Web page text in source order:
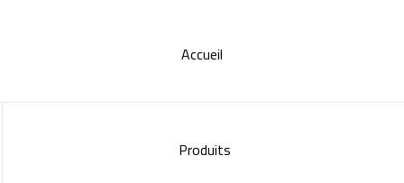
Accueil
Produits